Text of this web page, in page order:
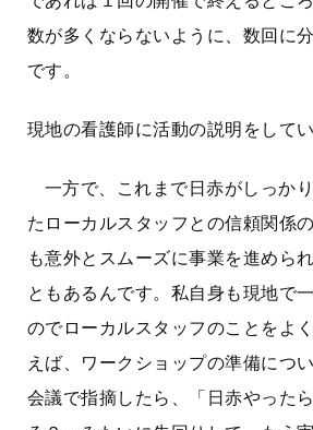
数が多くならないように、数回に
です。
現地の看護師に活動の説明をして
一方で、これまで日赤がしっか
たローカルスタッフとの信頼関係
も意外とスムーズに事業を進めら
ともあるんです。私自身も現地で
のでローカルスタッフのことをよ
えば、ワークショップの準備につ
会議で指摘したら、「日赤やった